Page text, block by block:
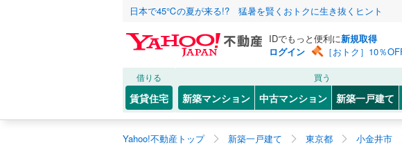
日本で45℃の夏が来る!? 猛暑を賢くおトクに生き抜くヒント
IDでもっと便利に新規取得
ログイン
［おトク］10％
借りる
賃貸住宅
買う
新築マンション 中古マンション 新築一戸建て
Yahoo!不動産トップ 新築一戸建て 東京都 小金井市